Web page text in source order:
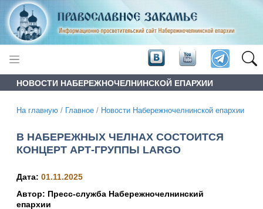
НОВОСТИ НАБЕРЕЖНОЧЕЛНИНСКОЙ ЕПАРХИИ
На главную / Главное / Новости Набережночелнинской епархии
В НАБЕРЕЖНЫХ ЧЕЛНАХ СОСТОИТСЯ
КОНЦЕРТ АРТ-ГРУППЫ LARGO
Дата: 01.11.2025
Автор: Пресс-служба Набережночелнинский
епархии